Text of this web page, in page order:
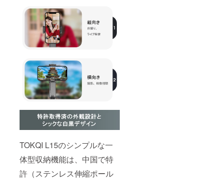
TOKQI L15のシンプルな一
体型収納機能は、中国で特
許（ステンレス伸縮ポール